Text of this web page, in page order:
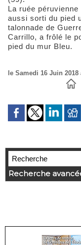
La ruée
aussi sorti du pied
talonnade de
Carrillo, a frôlé le
pied du mur Bleu.
le Samedi 16 Juin
Recherche